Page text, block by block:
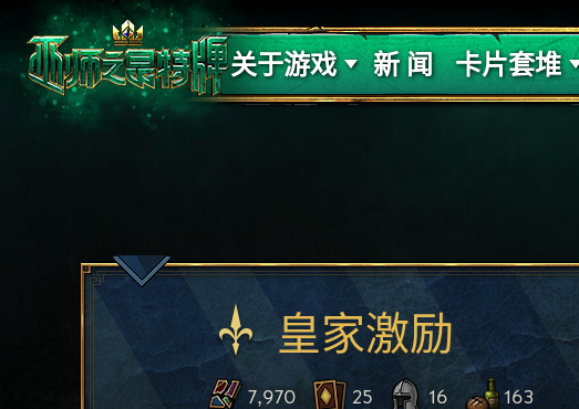
关于游戏
支持
新 闻 卡片套堆
力量的代价
皇家激励
7,970 25 16 163